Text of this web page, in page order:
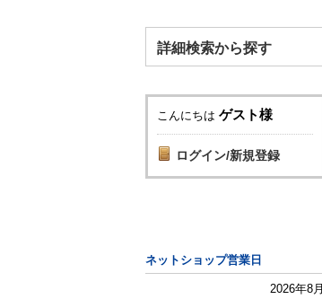
詳細検索から探す
こんにちは ゲスト様
ログイン/新規登録
ネットショップ営業日
2026年8月